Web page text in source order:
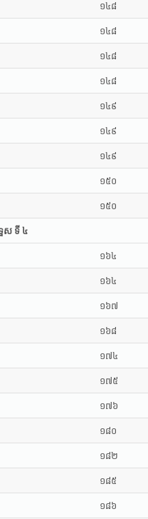
១៤៨
១៤៨
១៤៨
១៤៨
១៤៩
១៤៩
១៤៩
១៥០
១៥០
េស ទី ៤
១៦៤
១៦៤
១៦៧
១៦៨
១៧៤
១៧៥
១៧៦
១៨០
១៨២
១៨៥
១៨៦